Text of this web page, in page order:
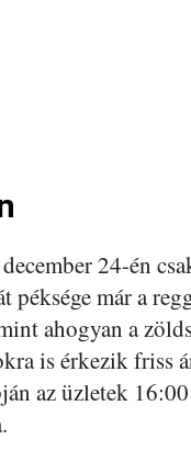
24-én
péksége már a
ahogyan a
is érkezik friss
az üzletek